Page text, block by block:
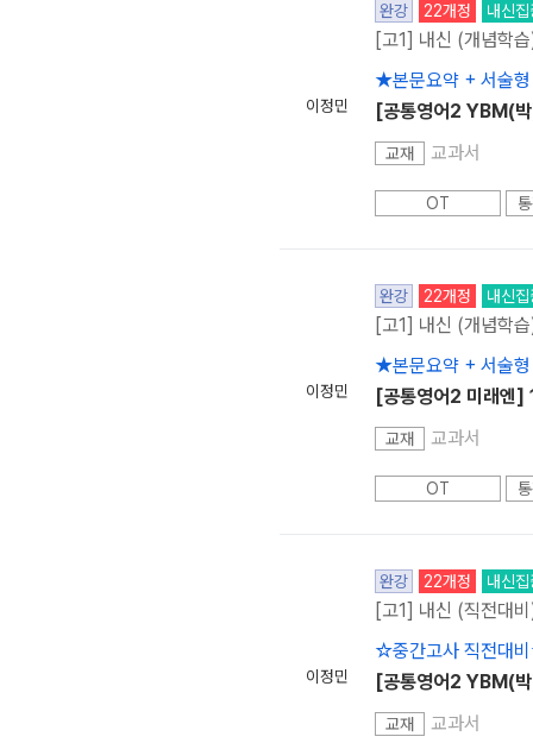
이정민
완강 22개정 내신집
[고1] 내신 (개념학
★본문요약 + 서술
[공통영어2 YBM(
교재 교과서
OT
이정민
완강 22개정 내신집
[고1] 내신 (개념학
★본문요약 + 서술
[공통영어2 미래엔]
교재 교과서
OT
이정민
완강 22개정 내신집
[고1] 내신 (직전대
☆중간고사 직전대
[공통영어2 YBM(
교재 교과서